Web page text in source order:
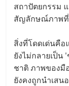
สถาปัตยกรรม
สัญลักษณ์ภาพที่
สิ่งที่โดดเด่นคื
ยังไม่กลายเป็น
ชาติ ภาพของมื
ยังคงถูกนําเสน